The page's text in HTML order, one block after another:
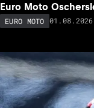
Euro Moto
EURO MOTO